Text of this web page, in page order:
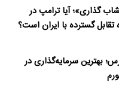
گذاری»؛ آیا ترامپ در
تقابل گسترده با ایران است؟
بهترین سرمایه‌گذاری در